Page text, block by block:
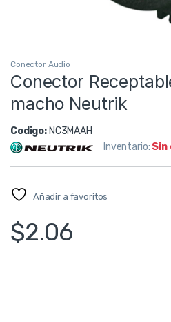
Conector Audio
Conector
macho Neutrik
Codigo: NC3MAAH
Inventario: Sin
Añadir a favoritos
$2.06